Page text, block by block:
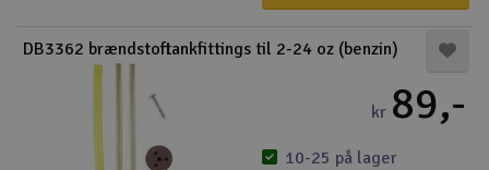
DB3362 brændstoftankfittings til 2-24 oz (benzin)
kr 89,-
10-25 på lager